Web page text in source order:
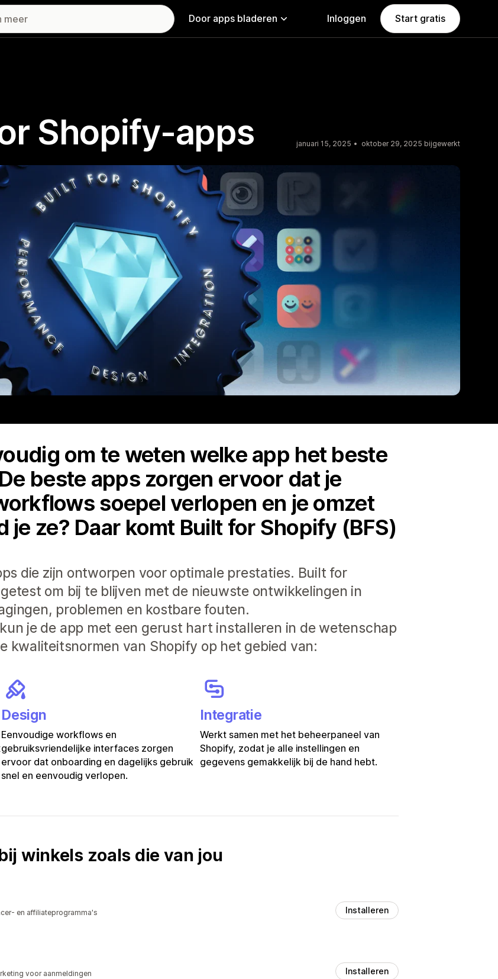
Door apps bladeren Inloggen Start gratis
Shopify-apps januari 15, 2025 oktober 29, 2025 bijgewerkt
om te weten welke app het beste
beste apps zorgen ervoor dat je
soepel verlopen en je omzet
je ze? Daar komt Built for Shopify (BFS)
die zijn ontworpen voor optimale prestaties. Built for
om bij te blijven met de nieuwste ontwikkelingen in
problemen en kostbare fouten.
je de app met een gerust hart installeren in de wetenschap
kwaliteitsnormen van Shopify op het gebied van:
Design
Eenvoudige workflows en
gebruiksvriendelijke interfaces zorgen
ervoor dat onboarding en dagelijks gebruik
snel en eenvoudig verlopen.
Integratie
Werkt samen met het beheerpaneel van
Shopify, zodat je alle instellingen en
gegevens gemakkelijk bij de hand hebt.
winkels zoals die van jou
en affiliateprogramma's
Installeren
voor aanmeldingen
Installeren